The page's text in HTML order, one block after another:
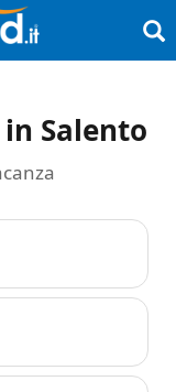
in Salento